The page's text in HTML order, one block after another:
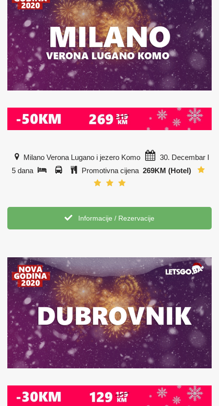
Milano Verona Lugano i jezero Komo
30. Decembar I
5 dana
Promotivna cijena 269KM (Hotel)
Informacije / Rezervacije